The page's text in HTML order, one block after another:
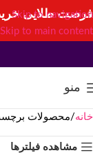
Skip to navigation
Skip to main content
منو
خانه محصولات
مشاهده فیلترها
فرصت طلایی خرید